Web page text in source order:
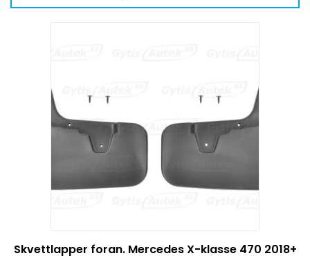
Skvettlapper foran. Mercedes X-klasse 470 2018+